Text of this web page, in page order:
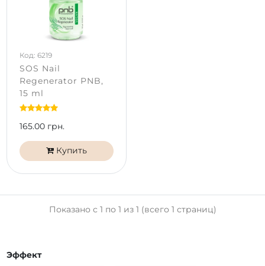
Код: 6219
SOS Nail
Regenerator PNB,
15 ml
165.00 грн.
Купить
Показано с 1 по 1 из 1 (всего 1 страниц)
Эффект